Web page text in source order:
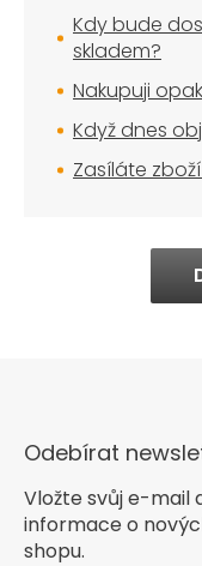
Kdy bude
skladem?
Nakupuji
Když dnes
Zasíláte
Odebírat
Vložte svůj e-mail
informace o
shopu.